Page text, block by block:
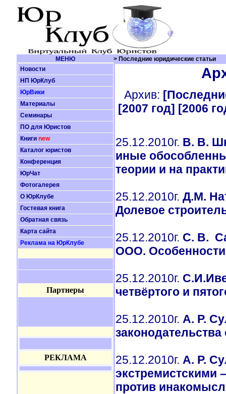
МЕНЮ
> Последние юридические статьи
Новости
НП ЮрКлуб
ЮрВики
Материалы
Семинары
ПО для Юристов
Книги new
Каталог юристов
Конференция
ЮрЧат
Фотогалерея
О ЮрКлубе
Гостевая книга
Обратная связь
Карта сайта
Реклама на ЮрКлубе
Партнеры
РЕКЛАМА
Архив:
[2007 год] [2006
25.12.2010г. В. В.
иные
теории и на
25.12.2010г. Д.М.
Долевое
25.12.2010г. С. В.
ООО. Особенности
25.12.2010г.
четвёртого и
25.12.2010г. А. Р.
25.12.2010г. А. Р.
экстремистскими
против